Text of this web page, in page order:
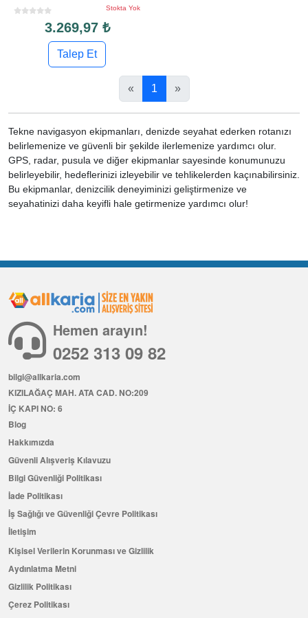
Stokta Yok
3.269,97 ₺
Talep Et
« 1 »
Tekne navigasyon ekipmanları, denizde seyahat ederken rotanızı
belirlemenize ve güvenli bir şekilde ilerlemenize yardımcı olur.
GPS, radar, pusula ve diğer ekipmanlar sayesinde konumunuzu
belirleyebilir, hedeflerinizi izleyebilir ve tehlikelerden kaçınabilirsiniz.
Bu ekipmanlar, denizcilik deneyiminizi geliştirmenize ve
seyahatinizi daha keyifli hale getirmenize yardımcı olur!
Hemen arayın!
0252 313 09 82
bilgi@allkaria.com
KIZILAĞAÇ MAH. ATA CAD. NO:209
İÇ KAPI NO: 6
Blog
Hakkımızda
Güvenli Alışveriş Kılavuzu
Bilgi Güvenliği Politikası
İade Politikası
İş Sağlığı ve Güvenliği Çevre Politikası
İletişim
Kişisel Verilerin Korunması ve Gizlilik
Aydınlatma Metni
Gizlilik Politikası
Çerez Politikası